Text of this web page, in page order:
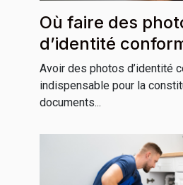
Où faire des
d’identité
Grenoble ?
Avoir des photos d’identité
indispensable pour la
documents...